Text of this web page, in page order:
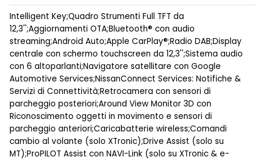
Intelligent Key;Quadro Strumenti Full TFT da
12,3'';Aggiornamenti OTA;Bluetooth® con audio
streaming;Android Auto;Apple CarPlay®;Radio DAB;Display
centrale con schermo touchscreen da 12,3'';Sistema audio
con 6 altoparlanti;Navigatore satellitare con Google
Automotive Services;NissanConnect Services: Notifiche &
Servizi di Connettività;Retrocamera con sensori di
parcheggio posteriori;Around View Monitor 3D con
Riconoscimento oggetti in movimento e sensori di
parcheggio anteriori;Caricabatterie wireless;Comandi
cambio al volante (solo XTronic);Drive Assist (solo su
MT);ProPILOT Assist con NAVI-Link (solo su XTronic & e-